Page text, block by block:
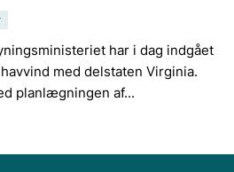
har i dag indgået
med delstaten Virginia.
planlægningen af...